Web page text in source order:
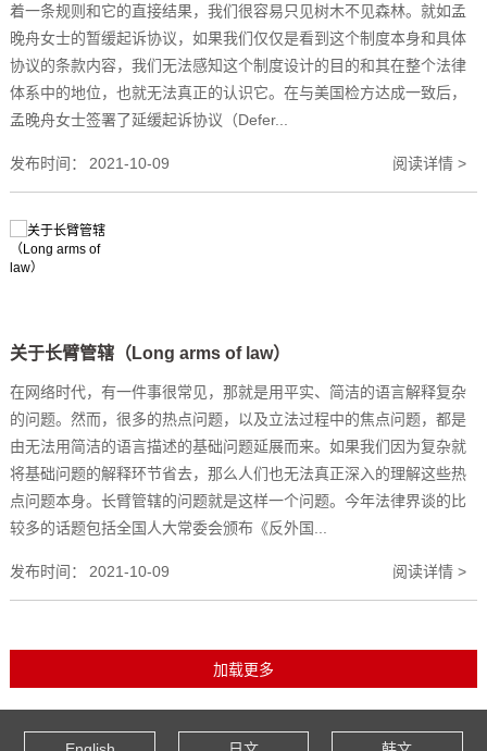
着一条规则和它的直接结果，我们很容易只见树木不见森林。就如孟
晚舟女士的暂缓起诉协议，如果我们仅仅是看到这个制度本身和具体
协议的条款内容，我们无法感知这个制度设计的目的和其在整个法律
体系中的地位，也就无法真正的认识它。在与美国检方达成一致后，
孟晚舟女士签署了延缓起诉协议（Defer...
发布时间： 2021-10-09 阅读详情 >
关于长臂管辖（Long arms of law）
在网络时代，有一件事很常见，那就是用平实、简洁的语言解释复杂
的问题。然而，很多的热点问题，以及立法过程中的焦点问题，都是
由无法用简洁的语言描述的基础问题延展而来。如果我们因为复杂就
将基础问题的解释环节省去，那么人们也无法真正深入的理解这些热
点问题本身。长臂管辖的问题就是这样一个问题。今年法律界谈的比
较多的话题包括全国人大常委会颁布《反外国...
发布时间： 2021-10-09 阅读详情 >